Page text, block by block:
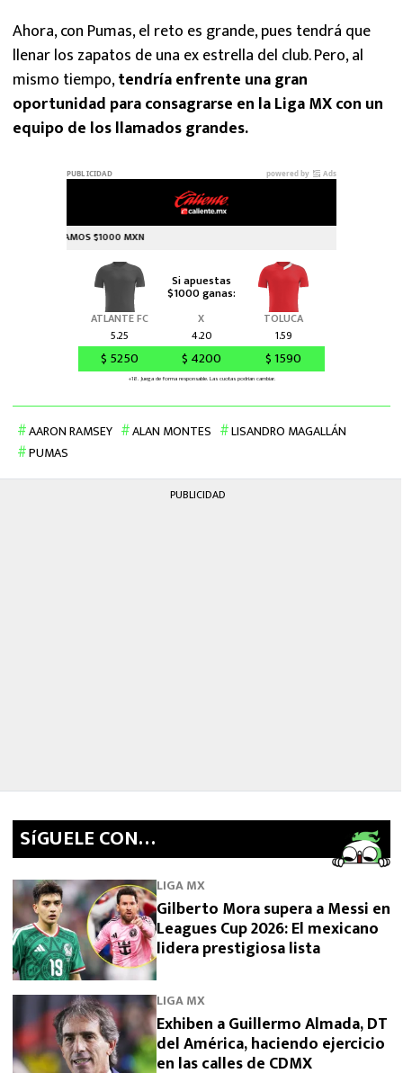
Ahora, con Pumas, el reto es grande, pues tendrá que
llenar los zapatos de una ex estrella del club. Pero, al
mismo tiempo,tendría enfrente una gran
oportunidad para consagrarse en la Liga MX con un
equipo de los llamados grandes.
AARON RAMSEY ALAN MONTES
LISANDRO MAGALLÁN
PUMAS
PUBLICIDAD
SíGUELE CON…
LIGA MX
Gilberto Mora supera a Messi en
Leagues Cup 2026: El mexicano
lidera prestigiosa lista
LIGA MX
Exhiben a Guillermo Almada, DT
del América, haciendo ejercicio
en las calles de CDMX